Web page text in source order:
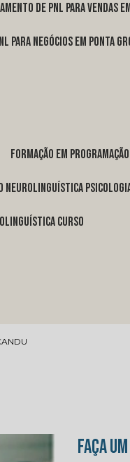
de pnl para vendas
para negócios em Ponta
formação em
neurolinguística
curso
FAÇA